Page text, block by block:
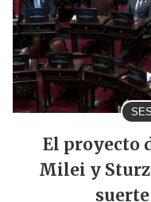
El proyecto
Milei y